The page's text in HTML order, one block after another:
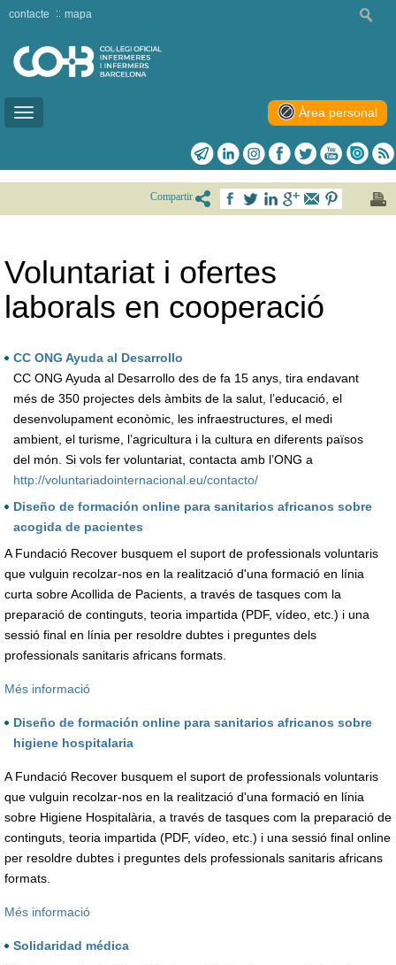
Toggle
contacte mapa
Àrea personal
Compartir
Voluntariat i ofertes
laborals en cooperació
CC ONG Ayuda al Desarrollo
CC ONG Ayuda al Desarrollo des de fa 15 anys, tira endavant
més de 350 projectes dels àmbits de la salut, l’educació, el
desenvolupament econòmic, les infraestructures, el medi
ambient, el turisme, l’agricultura i la cultura en diferents països
del món. Si vols fer voluntariat, contacta amb l’ONG a
http://voluntariadointernacional.eu/contacto/
Diseño de formación online para sanitarios africanos sobre
acogida de pacientes
A Fundació Recover busquem el suport de professionals voluntaris
que vulguin recolzar-nos en la realització d'una formació en línia
curta sobre Acollida de Pacients, a través de tasques com la
preparació de continguts, teoria impartida (PDF, vídeo, etc.) i una
sessió final en línia per resoldre dubtes i preguntes dels
professionals sanitaris africans formats.
Més informació
Diseño de formación online para sanitarios africanos sobre
higiene hospitalaria
A Fundació Recover busquem el suport de professionals voluntaris
que vulguin recolzar-nos en la realització d'una formació en línia
sobre Higiene Hospitalària, a través de tasques com la preparació de
continguts, teoria impartida (PDF, vídeo, etc.) i una sessió final online
per resoldre dubtes i preguntes dels professionals sanitaris africans
formats.
Més informació
Solidaridad médica